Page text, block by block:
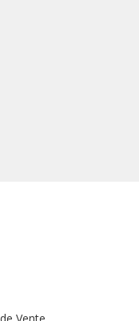
Vente